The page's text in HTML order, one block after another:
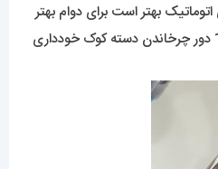
بهتر است برای دوام بهتر
موتور، از کوک کردن بیشتر از 10 دور چرخاندن دسته کوک خودداری